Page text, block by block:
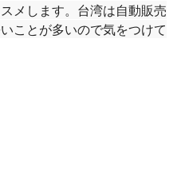
メします。台湾は自動販売
ことが多いので気をつけて